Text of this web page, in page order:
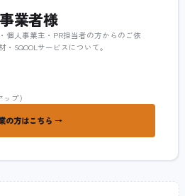
業者様
個人事業主・PR担当者の方からのご依
SQOOLサービスについて。
プ）
の方はこちら →